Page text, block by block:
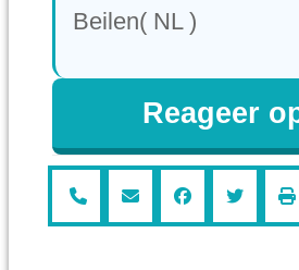
Beilen( NL )
Reageer